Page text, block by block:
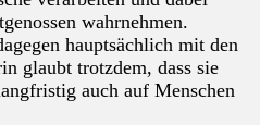
wahrnehmen.
hauptsächlich mit den
glaubt trotzdem, dass sie
auch auf Menschen